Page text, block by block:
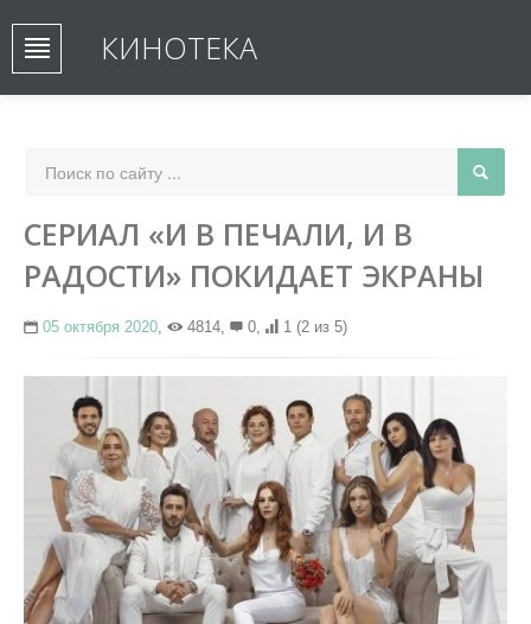
КИНОТЕКА
СЕРИАЛ «И В ПЕЧАЛИ, И В
РАДОСТИ» ПОКИДАЕТ ЭКРАНЫ
05 октября 2020, 4814, 0, 1 (2 из 5)